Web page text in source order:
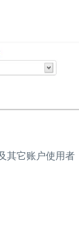
其它账户使用者